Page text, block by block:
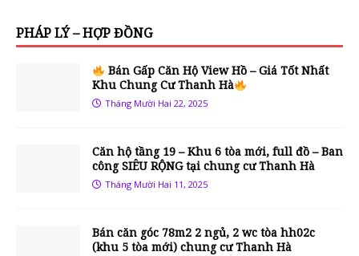
PHÁP LÝ – HỢP ĐỒNG
Bán Gấp Căn Hộ View Hồ – Giá Tốt Nhất
Khu Chung Cư Thanh Hà
Tháng Mười Hai 22, 2025
Căn hộ tầng 19 – Khu 6 tòa mới, full đồ – Ban
công SIÊU RỘNG tại chung cư Thanh Hà
Tháng Mười Hai 11, 2025
Bán căn góc 78m2 2 ngủ, 2 wc tòa hh02c
(khu 5 tòa mới) chung cư Thanh Hà